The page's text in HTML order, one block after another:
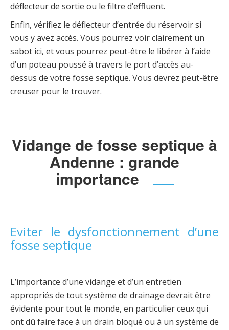
déflecteur de sortie ou le filtre d’effluent.
Enfin, vérifiez le déflecteur d’entrée du réservoir si
vous y avez accès. Vous pourrez voir clairement un
sabot ici, et vous pourrez peut-être le libérer à l’aide
d’un poteau poussé à travers le port d’accès au-
dessus de votre fosse septique. Vous devrez peut-être
creuser pour le trouver.
Vidange de fosse septique à
Andenne : grande
importance
Eviter le dysfonctionnement d’une
fosse septique
L’importance d’une vidange et d’un entretien
appropriés de tout système de drainage devrait être
évidente pour tout le monde, en particulier ceux qui
ont dû faire face à un drain bloqué ou à un système de